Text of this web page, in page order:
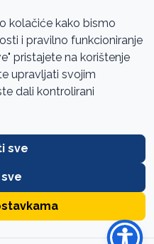
I HERCEGOVINE // SIK
kolačiće kako bismo
i pravilno funkcioniranje
pristajete na korištenje
upravljati svojim
dali kontrolirani
sve